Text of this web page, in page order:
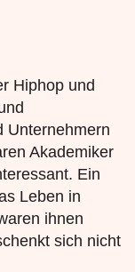
Hiphop und
Unternehmern
Akademiker
Ein
Leben in
ihnen
sich nicht